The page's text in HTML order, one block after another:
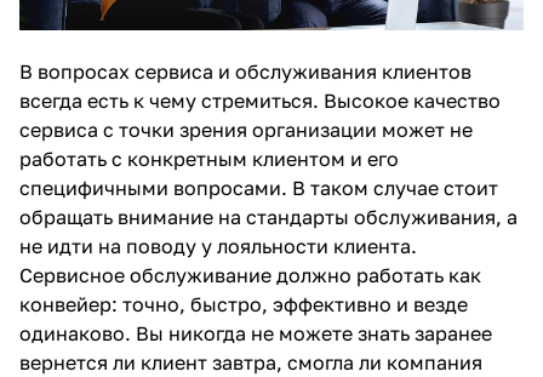
В вопросах сервиса и обслуживания клиентов
всегда есть к чему стремиться. Высокое качество
сервиса с точки зрения организации может не
работать с конкретным клиентом и его
специфичными вопросами. В таком случае стоит
обращать внимание на стандарты обслуживания, а
не идти на поводу у лояльности клиента.
Сервисное обслуживание должно работать как
конвейер: точно, быстро, эффективно и везде
одинаково. Вы никогда не можете знать заранее
вернется ли клиент завтра, смогла ли компания